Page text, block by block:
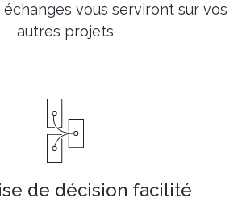
vous serviront sur vos
autres projets
de décision facilité